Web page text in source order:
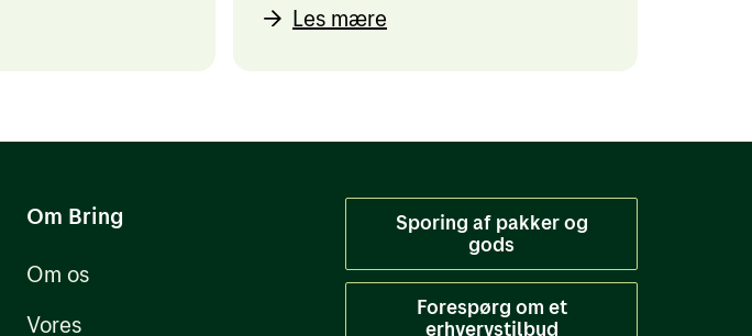
Les mære
Om Bring
Om os
Vores
Sporing af pakker og
gods
Forespørg om et
erhvervstilbud